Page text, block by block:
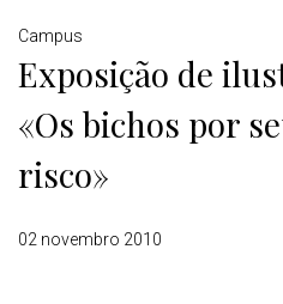
Detalhes
Campus
Exposição de
«Os bichos por
risco»
02 novembro 2010